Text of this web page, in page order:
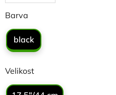
Barva
black
Velikost